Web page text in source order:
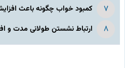
کمبود خواب چگونه باعث
ارتباط نشستن طولانی مدت و